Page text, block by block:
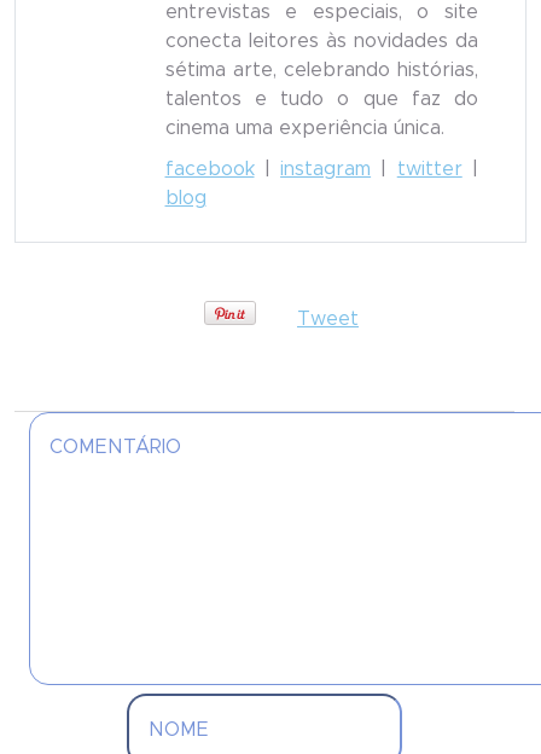
entrevistas e especiais, o site
conecta leitores às novidades da
sétima arte, celebrando histórias,
talentos e tudo o que faz do
cinema uma experiência única.
facebook|instagram twitter|
blog
Tweet